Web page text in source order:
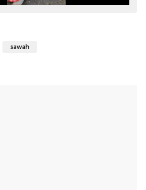
sawah